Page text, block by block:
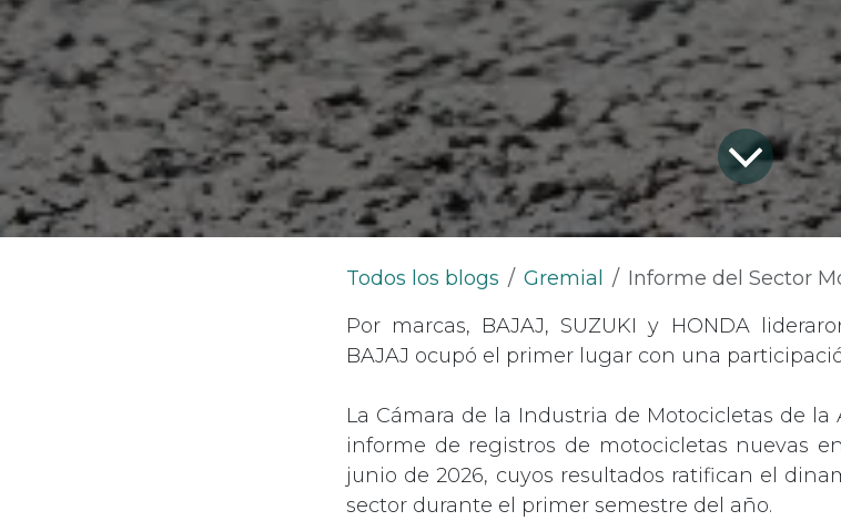
Todos los blogs Gremial
Informe del Sector
Por marcas, BAJAJ, SUZUKI y HONDA
BAJAJ ocupó el primer lugar con una
La Cámara de la Industria de Motocicletas de la
informe de registros de motocicletas nuevas
junio de 2026, cuyos resultados ratifican el
sector durante el primer semestre del año.